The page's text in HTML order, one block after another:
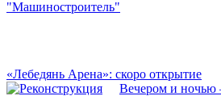
«Лебедянь Арена»: скоро открытие
Вечером и ночью